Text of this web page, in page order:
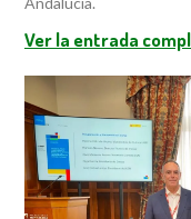
Ver la entrada